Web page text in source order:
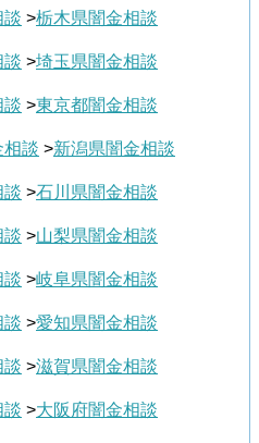
談 >栃木県闇金相談
談 >埼玉県闇金相談
談 >東京都闇金相談
相談 >新潟県闇金相談
談 >石川県闇金相談
談 >山梨県闇金相談
談 >岐阜県闇金相談
談 >愛知県闇金相談
談 >滋賀県闇金相談
談 >大阪府闇金相談